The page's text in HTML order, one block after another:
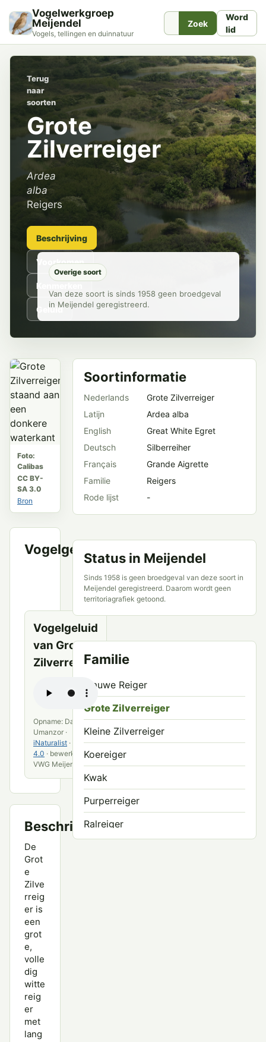
Vogelwerkgroep
Meijendel
Vogels, tellingen en duinnatuur
Zoek
Word
lid
Terug
naar
soorten
Grote
Zilverreiger
Ardea
alba
Reigers
Beschrijving
Voorkomen
Kenmerken
Geluid
Overige soort
Van deze soort is sinds 1958 geen broedgeval
in Meijendel geregistreerd.
Foto:
Calibas
CC BY-
SA 3.0
Bron
Vogelgeluid
Meijendel
en
openbare
bronnen
Vogelgeluid
van Grote
Zilverreiger
Opname: David
Umanzor ·
iNaturalist ·
CC BY
4.0 · bewerkt door
VWG Meijendel
Beschrijving
De
Grot
e
Zilve
rreig
er is
een
grot
e,
volle
dig
witte
reig
er
met
lang
Soortinformatie
Nederlands
Grote Zilverreiger
Latijn
Ardea alba
English
Great White Egret
Deutsch
Silberreiher
Français
Grande Aigrette
Familie
Reigers
Rode lijst
-
Status in Meijendel
Sinds 1958 is geen broedgeval van deze soort in
Meijendel geregistreerd. Daarom wordt geen
territoriagrafiek getoond.
Familie
Blauwe Reiger
Grote Zilverreiger
Kleine Zilverreiger
Koereiger
Kwak
Purperreiger
Ralreiger